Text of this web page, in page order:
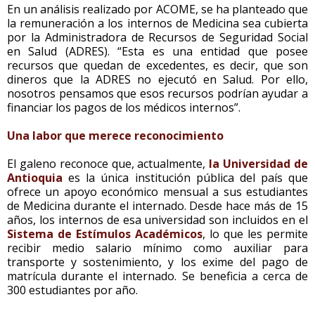
En un análisis realizado por ACOME, se ha planteado que
la remuneración a los internos de Medicina sea cubierta
por la Administradora de Recursos de Seguridad Social
en Salud (ADRES). “Esta es una entidad que posee
recursos que quedan de excedentes, es decir, que son
dineros que la ADRES no ejecutó en Salud. Por ello,
nosotros pensamos que esos recursos podrían ayudar a
financiar los pagos de los médicos internos”.
Una labor que merece reconocimiento
El galeno reconoce que, actualmente, la Universidad de
Antioquia es la única institución pública del país que
ofrece un apoyo económico mensual a sus estudiantes
de Medicina durante el internado. Desde hace más de 15
años, los internos de esa universidad son incluidos en el
Sistema de Estímulos Académicos, lo que les permite
recibir medio salario mínimo como auxiliar para
transporte y sostenimiento, y los exime del pago de
matrícula durante el internado. Se beneficia a cerca de
300 estudiantes por año.